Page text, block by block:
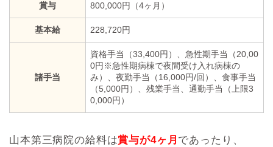
賞与 800,000円（4ヶ月）
基本給 228,720円
諸手当
資格手当（33,400円）、急性期手当（20,00
0円※急性期病棟で夜間受け入れ病棟の
み）、夜勤手当（16,000円/回）、食事手当
（5,000円）、残業手当、通勤手当（上限3
0,000円）
山本第三病院の給料は賞与が4ヶ月 であったり、